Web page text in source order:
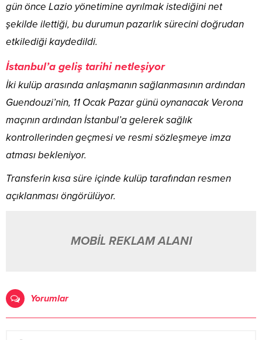
gün önce Lazio yönetimine ayrılmak istediğini net
şekilde ilettiği, bu durumun pazarlık sürecini doğrudan
etkilediği kaydedildi.
İstanbul’a geliş tarihi netleşiyor
İki kulüp arasında anlaşmanın sağlanmasının ardından
Guendouzi’nin, 11 Ocak Pazar günü oynanacak Verona
maçının ardından İstanbul’a gelerek sağlık
kontrollerinden geçmesi ve resmi sözleşmeye imza
atması bekleniyor.
Transferin kısa süre içinde kulüp tarafından resmen
açıklanması öngörülüyor.
MOBİL REKLAM ALANI
Yorumlar